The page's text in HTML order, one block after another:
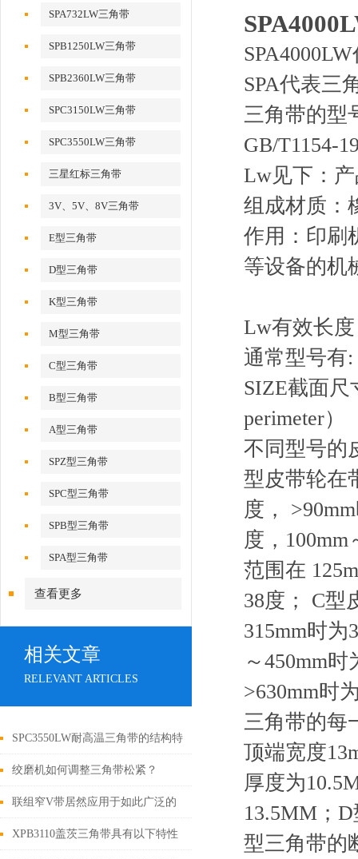
SPA732LW三角带
SPB1250LW三角带
SPB2360LW三角带
SPC3150LW三角带
SPC3550LW三角带
三星红标三角带
3V、5V、8V三角带
E型三角带
D型三角带
K型三角带
M型三角带
C型三角带
B型三角带
A型三角带
SPZ型三角带
SPC型三角带
SPB型三角带
SPA型三角带
查看更多
相关文章
RELEVANT ARTICLES
SPC3550LW耐高温三角带的结构特
点是什么？
绞磨机如何调整三角带松紧？
联组窄V带居然应用于如此广泛的
领域
XPB3110盖茨三角带具有以下特性
SPA代表三
三角带的型
GB/T1154-
Lw见下：
组成材质：
作用：印刷
等设备的机
Lw有效长
通常型号有
SIZE截面尺
perimeter）
不同型号的
型皮带轮在
度，
度，
范围在
38度； C型
315mm时
～450mm
>630mm时
三角带的每
顶端宽度
厚度为
13.5MM；
型三角带的